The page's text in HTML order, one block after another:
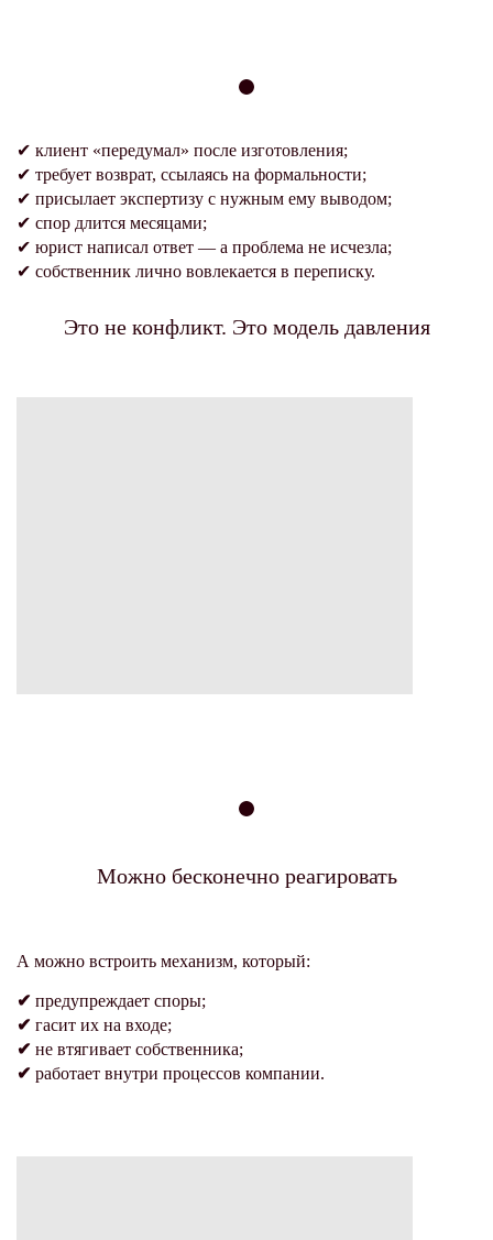
✔ клиент «передумал» после изготовления;
✔ требует возврат, ссылаясь на формальности;
✔ присылает экспертизу с нужным ему выводом;
✔ спор длится месяцами;
✔ юрист написал ответ — а проблема не исчезла;
✔ собственник лично вовлекается в переписку.
Это не конфликт. Это модель давления
Можно бесконечно реагировать
А можно встроить механизм, который:
✔ предупреждает споры;
✔ гасит их на входе;
✔ не втягивает собственника;
✔ работает внутри процессов компании.